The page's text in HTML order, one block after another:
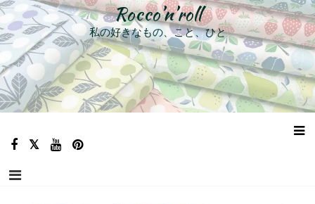
コ
テ
ツ
へ
ス
キ
Rocco’n’roll
私の好きなもの、こと、ひと